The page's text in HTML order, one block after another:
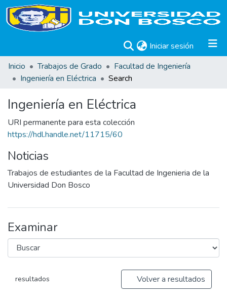
Iniciar sesión (current)
Inicio
Trabajos de Grado
Facultad de Ingeniería
Ingeniería en Eléctrica
Search
Ingeniería en Eléctrica
URI permanente para esta colección
https://hdl.handle.net/11715/60
Noticias
Trabajos de estudiantes de la Facultad de Ingenieria de la
Universidad Don Bosco
Examinar
resultados Volver a resultados